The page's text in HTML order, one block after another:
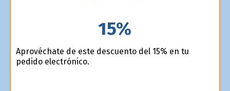
15%
Aprovéchate de este descuento del 15% en tu
pedido electrónico.